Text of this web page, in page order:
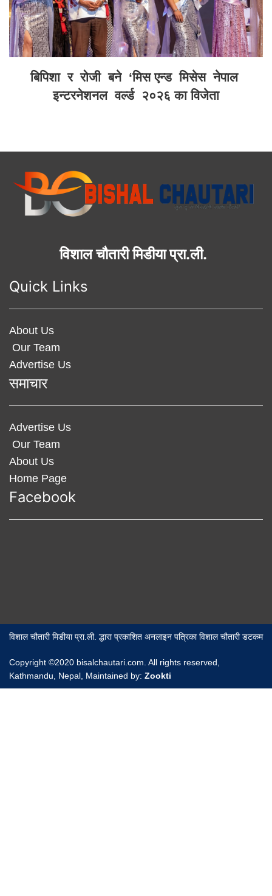
बिपिशा र रोजी बने ‘मिस एन्ड मिसेस नेपाल
इन्टरनेशनल वर्ल्ड २०२६ का विजेता
विशाल चौतारी मिडीया प्रा.ली.
Quick Links
About Us
Our Team
Advertise Us
समाचार
Advertise Us
Our Team
About Us
Home Page
Facebook
विशाल चौतारी मिडीया प्रा.ली. द्धारा प्रकाशित अनलाइन पत्रिका विशाल चौतारी डटकम
Copyright ©2020 bisalchautari.com. All rights reserved,
Kathmandu, Nepal, Maintained by: Zookti